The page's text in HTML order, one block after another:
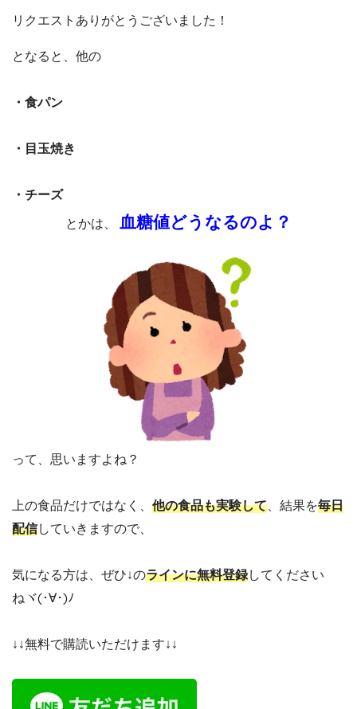
リクエストありがとうございました！
となると、他の
・食パン
・目玉焼き
・チーズ
とかは、
血糖値どうなるのよ？
って、思いますよね？
上の食品だけではなく、 他の食品も実験して、結果を毎日
配信していきますので、
気になる方は、ぜひ↓のラインに無料登録してください
ねヾ(･∀･)ﾉ
↓↓無料で購読いただけます↓↓